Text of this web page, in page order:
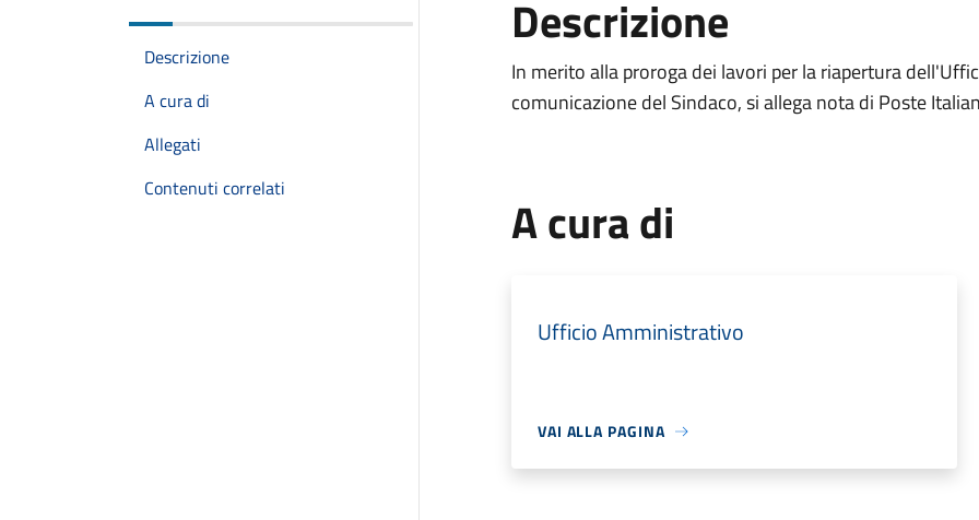
Descrizione
A cura di
Allegati
Contenuti correlati
Descrizione
In merito alla proroga dei lavori per la riapertura
comunicazione del Sindaco, si allega nota di Poste
A cura di
Ufficio Amministrativo
VAI ALLA PAGINA